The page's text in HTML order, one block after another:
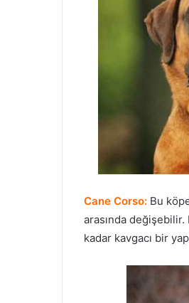
Cane Corso: Bu
arasında değişebilir.
kadar kavgacı bir